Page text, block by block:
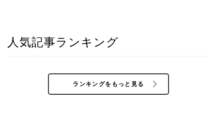
人気記事ランキング
ランキングをもっと見る